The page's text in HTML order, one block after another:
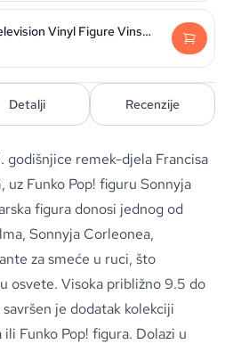
One Piece POP! Television Vinyl Figure Vinsmoke Sanji 9 cm
Detalji Recenzije
godišnjice remek-djela Francisa
uz Funko Pop! figuru Sonnyja
figura donosi jednog od
Sonnyja Corleonea,
za smeće u ruci, što
osvete. Visoka približno 9.5 do
je dodatak kolekciji
Funko Pop! figura. Dolazi u